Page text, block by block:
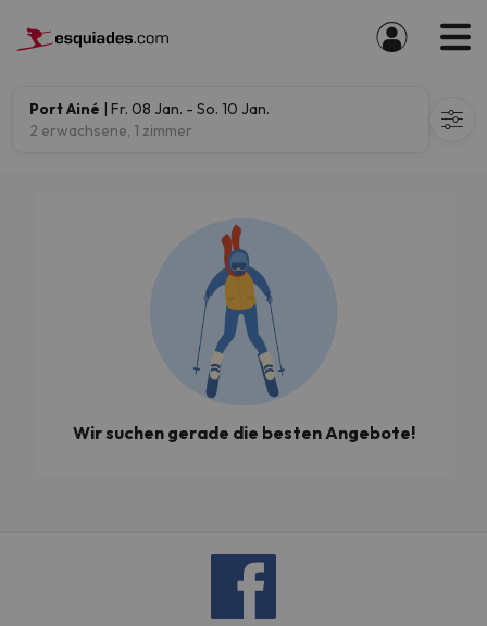
Port Ainé | Fr. 08 Jan. - So. 10 Jan.
2 erwachsene, 1 zimmer
Wir suchen gerade die besten Angebote!